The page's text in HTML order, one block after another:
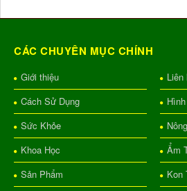
CÁC CHUYÊN MỤC CHÍNH
Giới thiệu
Liên
Cách Sử Dụng
Sức Khỏe
Khoa Học
Ẩm
Sản Phẩm
Kon